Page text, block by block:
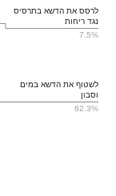
לרסס את הדשא בתרסיס
נגד ריחות
7.5%
לשטוף את הדשא במים
וסבון
62.3%